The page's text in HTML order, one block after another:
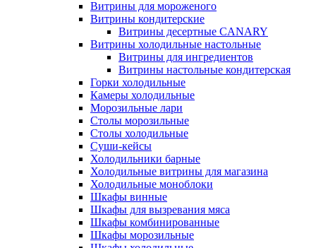
Витрины для мороженого
Витрины кондитерские
Витрины десертные CANARY
Витрины холодильные настольные
Витрины для ингредиентов
Витрины настольные кондитерская
Горки холодильные
Камеры холодильные
Морозильные лари
Столы морозильные
Столы холодильные
Суши-кейсы
Холодильники барные
Холодильные витрины для магазина
Холодильные моноблоки
Шкафы винные
Шкафы для вызревания мяса
Шкафы комбинированные
Шкафы морозильные